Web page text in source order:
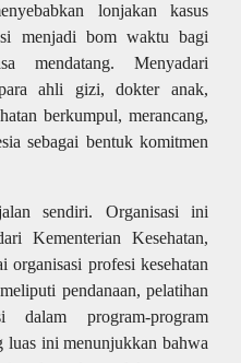
lonjakan kasus
menjadi bom waktu bagi
mendatang. Menyadari
ahli gizi, dokter anak,
berkumpul, merancang,
sebagai bentuk komitmen
sendiri. Organisasi ini
Kementerian Kesehatan,
profesi kesehatan
pendanaan, pelatihan
dalam program-program
ini menunjukkan bahwa